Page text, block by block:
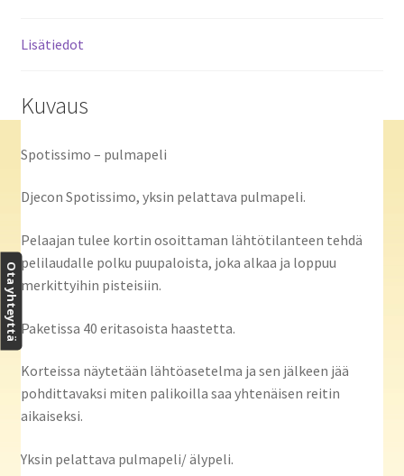
Lisätiedot
Kuvaus
Spotissimo – pulmapeli
Djecon Spotissimo, yksin pelattava pulmapeli.
Pelaajan tulee kortin osoittaman lähtötilanteen tehdä
pelilaudalle polku puupaloista, joka alkaa ja loppuu
merkittyihin pisteisiin.
Paketissa 40 eritasoista haastetta.
Korteissa näytetään lähtöasetelma ja sen jälkeen jää
pohdittavaksi miten palikoilla saa yhtenäisen reitin
aikaiseksi.
Yksin pelattava pulmapeli/ älypeli.
Ota yhteyttä